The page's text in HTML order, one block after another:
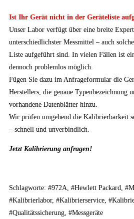
Ist Ihr Gerät nicht in der Geräteliste
Unser Labor verfügt über eine breite
unterschiedlichster Messmittel – auch
Liste aufgeführt sind. In vielen Fällen ist
dennoch problemlos möglich.
Fügen Sie dazu im Anfrageformular die
Herstellers, die genaue Typenbezeichnung
vorhandene Datenblätter hinzu.
Wir prüfen umgehend die Kalibrierbarkeit
– schnell und unverbindlich.
Jetzt Kalibrierung anfragen!
Schlagworte: #972A, #Hewlett Packard,
#Kalibrierlabor, #Kalibrierservice,
#Qualitätssicherung, #Messgeräte